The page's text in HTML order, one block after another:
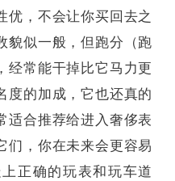
优，不会让你买回去之
貌似一般，但跑分（跑
经常能干掉比它马力更
度的加成，它也还真的
适合推荐给进入奢侈表
们，你在未来会更容易
正确的玩表和玩车道